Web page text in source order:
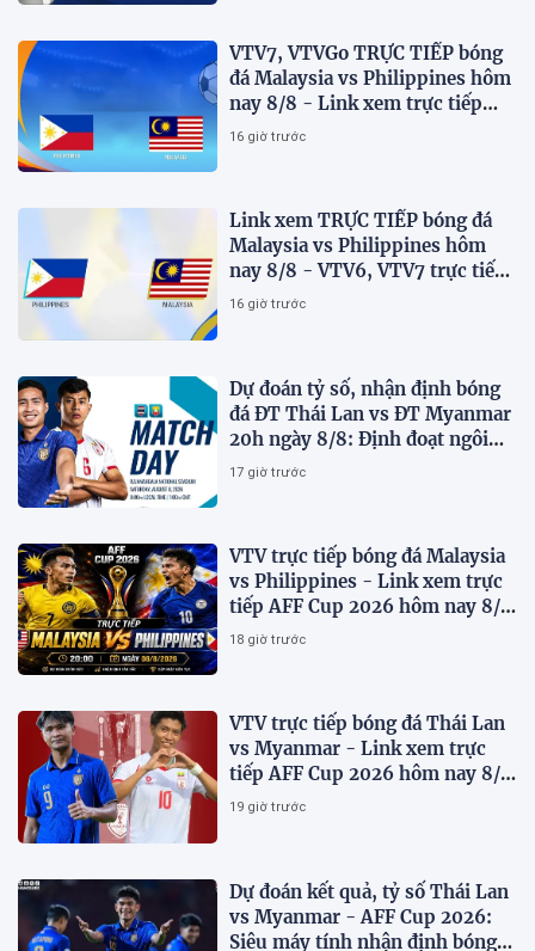
VTV7, VTVGo TRỰC TIẾP bóng
đá Malaysia vs Philippines hôm
nay 8/8 - Link xem trực tiếp
AFF Cup 2026 mới nhất
16 giờ trước
Link xem TRỰC TIẾP bóng đá
Malaysia vs Philippines hôm
nay 8/8 - VTV6, VTV7 trực tiếp
AFF Cup 2026
16 giờ trước
Dự đoán tỷ số, nhận định bóng
đá ĐT Thái Lan vs ĐT Myanmar
20h ngày 8/8: Định đoạt ngôi
đầu bảng
17 giờ trước
VTV trực tiếp bóng đá Malaysia
vs Philippines - Link xem trực
tiếp AFF Cup 2026 hôm nay 8/8
trên VTV7
18 giờ trước
VTV trực tiếp bóng đá Thái Lan
vs Myanmar - Link xem trực
tiếp AFF Cup 2026 hôm nay 8/8
trên VTV6
19 giờ trước
Dự đoán kết quả, tỷ số Thái Lan
vs Myanmar - AFF Cup 2026:
Siêu máy tính nhận định bóng